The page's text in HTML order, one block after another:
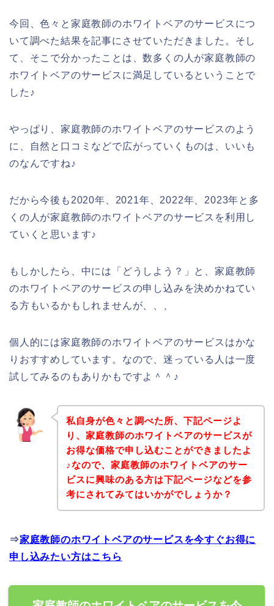
今回、色々と家庭教師のホワイトベアのサービスにつ
いて調べた結果を記事にさせていただきました。そし
て、そこで分かったことは、数多くの人が家庭教師の
ホワイトベアのサービスに満足しているということで
した♪
やっぱり、家庭教師のホワイトベアのサービスのよう
に、自然と口コミなどで広がっていくものは、いいも
のなんですね♪
だから今後も2020年、2021年、2022年、2023年と多
くの人が家庭教師のホワイトベアのサービスを利用し
ていくと思います♪
もしかしたら、中には「どうしよう？」と、家庭教師
のホワイトベアのサービスの申し込みを決めかねてい
る方もいるかもしれませんが、、、
個人的には家庭教師のホワイトベアのサービスはかな
りおすすめしています。なので、迷っている人は一度
試してみるのもありかもですよ＾＾♪
私自身が色々と調べた所、下記ページよ
り、家庭教師のホワイトベアのサービスが
お得な価格で申し込むことができましたよ
♪なので、家庭教師のホワイトベアのサー
ビスに興味のある方は下記ページなどを参
考にされてみてはいかがでしょうか？
⇒家庭教師のホワイトベアのサービスを今すぐお得に
申し込みたい方はこちら